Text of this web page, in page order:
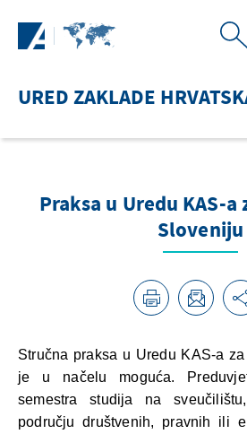
URED ZAKLADE
Praksa u Uredu KAS-
Sloveniju
Stručna praksa u Uredu KAS-a
je u načelu moguća.
semestra studija na
području društvenih, pravnih ili